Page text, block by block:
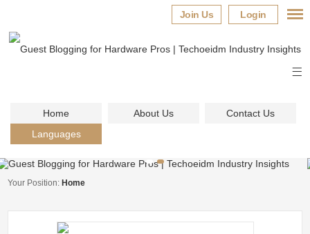
Login
Join Us
Home About Us
Contact Us
Languages
Your Position: Home